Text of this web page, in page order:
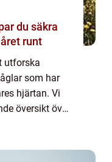
runt
utforska
som har
hjärtan. Vi
översikt över